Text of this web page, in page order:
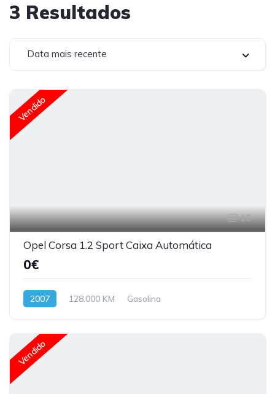
3 Resultados
Data mais recente
Vendido
10
Opel Corsa 1.2 Sport Caixa Automática
0€
2007 128.000 KM Gasolina
Vendido